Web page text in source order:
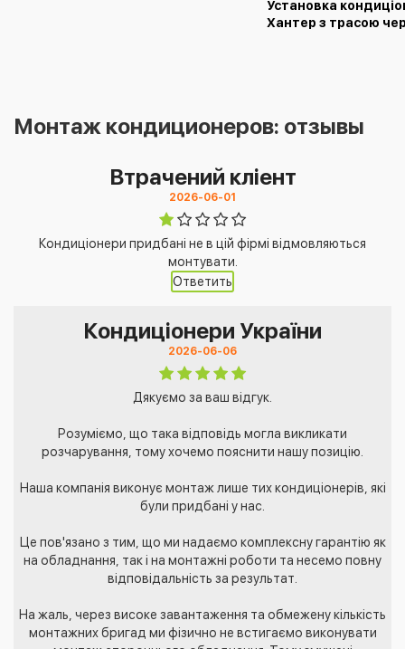
Установка
Хантер з трасою
Монтаж кондиционеров: отзывы
Втрачений кліент
2026-06-01
Кондиціонери придбані не в цій фірмі відмовляються
монтувати.
Ответить
Кондиціонери України
2026-06-06
Дякуємо за ваш відгук.
Розуміємо, що така відповідь могла викликати
розчарування, тому хочемо пояснити нашу позицію.
Наша компанія виконує монтаж лише тих кондиціонерів, які
були придбані у нас.
Це пов'язано з тим, що ми надаємо комплексну гарантію як
на обладнання, так і на монтажні роботи та несемо повну
відповідальність за результат.
На жаль, через високе завантаження та обмежену кількість
монтажних бригад ми фізично не встигаємо виконувати